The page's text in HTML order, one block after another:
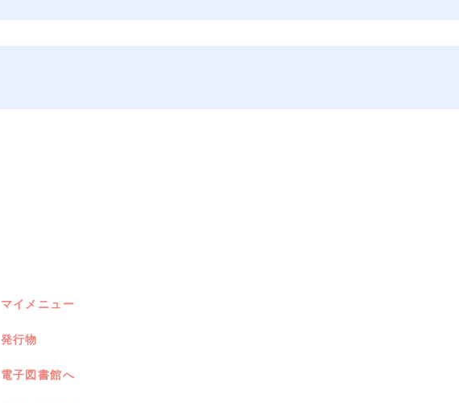
マイメニュー
発行物
電子図書館へ